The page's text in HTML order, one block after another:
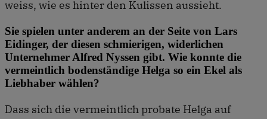
weiss, wie es hinter den Kulissen aussieht.
Sie spielen unter anderem an der Seite von Lars
Eidinger, der diesen schmierigen, widerlichen
Unternehmer Alfred Nyssen gibt. Wie konnte die
vermeintlich bodenständige Helga so ein Ekel als
Liebhaber wählen?
Dass sich die vermeintlich probate Helga auf